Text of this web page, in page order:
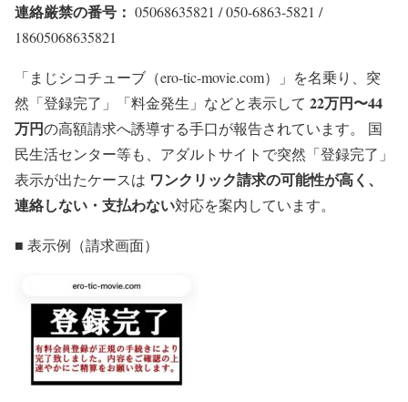
連絡厳禁の番号： 05068635821 /050-6863-5821 /
18605068635821
「まじシコチューブ（ero-tic-movie.com）」を名乗り、突
然「登録完了」「料金発生」などと表示して 22万円〜44
万円の高額請求へ誘導する手口が報告されています。 国
民生活センター等も、アダルトサイトで突然「登録完了」
表示が出たケースは ワンクリック請求の可能性が高く、
連絡しない・支払わない対応を案内しています。
■ 表示例（請求画面）